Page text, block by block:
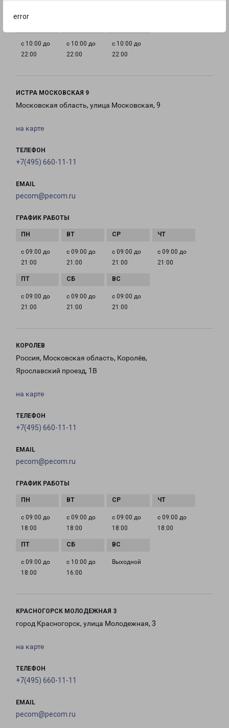
error
с 10:00 до
22:00
с 10:00 до
22:00
с 10:00 до
22:00
ИСТРА МОСКОВСКАЯ 9
Московская область, улица Московская, 9
на карте
ТЕЛЕФОН
+7(495) 660-11-11
EMAIL
pecom@pecom.ru
ГРАФИК РАБОТЫ
с 09:00 до
21:00
с 09:00 до
21:00
с 09:00 до
21:00
с 09:00 до
21:00
с 09:00 до
21:00
с 09:00 до
21:00
с 09:00 до
21:00
КОРОЛЕВ
Россия, Московская область, Королёв,
Ярославский проезд, 1В
на карте
ТЕЛЕФОН
+7(495) 660-11-11
EMAIL
pecom@pecom.ru
ГРАФИК РАБОТЫ
с 09:00 до
18:00
с 09:00 до
18:00
с 09:00 до
18:00
с 09:00 до
18:00
с 09:00 до
18:00
с 10:00 до
16:00
Выходной
КРАСНОГОРСК МОЛОДЕЖНАЯ 3
город Красногорск, улица Молодежная, 3
на карте
ТЕЛЕФОН
+7(495) 660-11-11
EMAIL
pecom@pecom.ru